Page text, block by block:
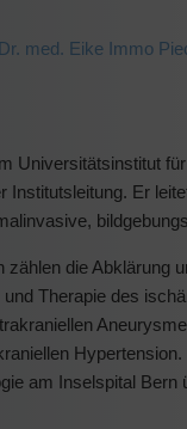
med. Eike Immo
Universitätsinstitut
Institutsleitung. Er
die Abklärung
Therapie des
am Inselspital